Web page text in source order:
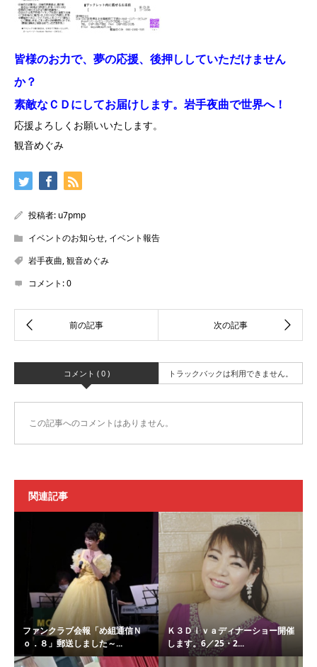
皆様のお力で、夢の応援、後押ししていただけません
か？
素敵なＣＤにしてお届けします。岩手夜曲で世界へ！
応援よろしくお願いいたします。
観音めぐみ
投稿者: u7pmp
イベントのお知らせ, イベント報告
岩手夜曲,観音めぐみ
コメント:0
コメント ( 0 ) トラックバックは利用できません。
この記事へのコメントはありません。
関連記事
ファンクラブ会報「め組通信Ｎ
ｏ．８」郵送しました～...
Ｋ３Ｄｉｖａディナーショー開催
します。6／25・2...